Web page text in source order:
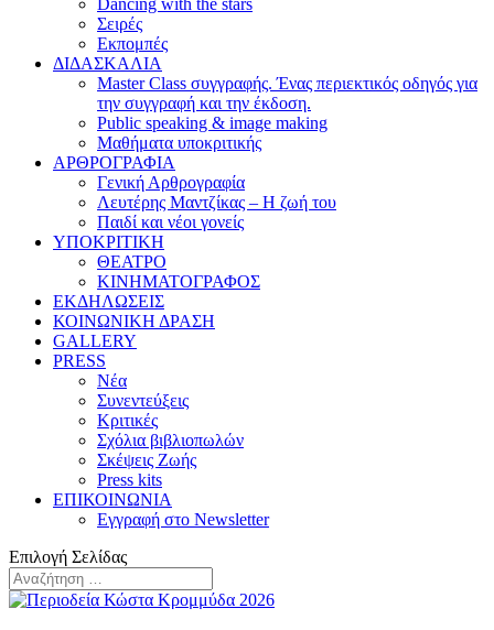
Σειρές
Εκπομπές
ΔΙΔΑΣΚΑΛΙΑ
Master Class συγγραφής. Ένας περιεκτικός οδηγός για
την συγγραφή και την έκδοση.
Public speaking & image making
Μαθήματα υποκριτικής
ΑΡΘΡΟΓΡΑΦΙΑ
Γενική Αρθρογραφία
Λευτέρης Μαντζίκας – Η ζωή του
Παιδί και νέοι γονείς
ΥΠΟΚΡΙΤΙΚΗ
ΘΕΑΤΡΟ
ΚΙΝΗΜΑΤΟΓΡΑΦΟΣ
ΕΚΔΗΛΩΣΕΙΣ
ΚΟΙΝΩΝΙΚΗ ΔΡΑΣΗ
GALLERY
PRESS
Νέα
Συνεντεύξεις
Κριτικές
Σχόλια βιβλιοπωλών
Σκέψεις Ζωής
Press kits
ΕΠΙΚΟΙΝΩΝΙΑ
Εγγραφή στο Newsletter
Επιλογή Σελίδας